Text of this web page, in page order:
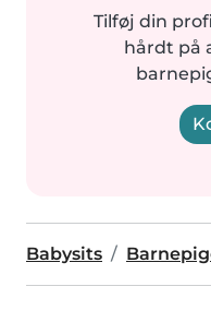
Tilføj din
hårdt på
Babysits